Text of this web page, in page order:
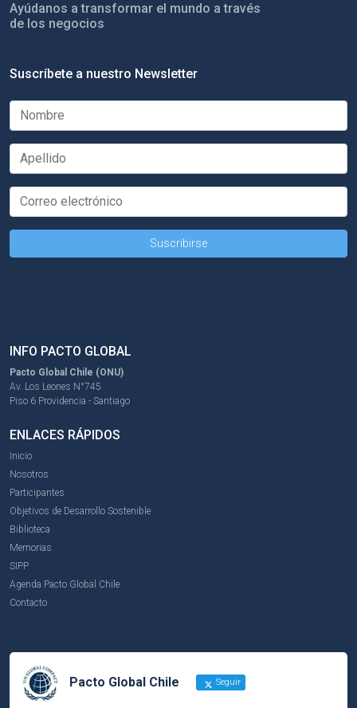
Ayúdanos a transformar el mundo a través
de los negocios
Suscríbete a nuestro Newsletter
INFO PACTO GLOBAL
Pacto Global Chile (ONU)
Av. Los Leones N°745
Piso 6 Providencia - Santiago
ENLACES RÁPIDOS
Inicio
Nosotros
Participantes
Objetivos de Desarrollo Sostenible
Biblioteca
Memorias
SIPP
Agenda Pacto Global Chile
Contacto
Pacto Global Chile Seguir